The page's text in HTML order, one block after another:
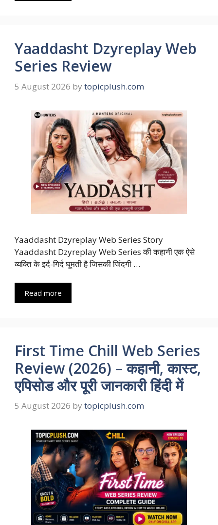
Yaaddasht Dzyreplay Web
Series Review
5 August 2026 by topicplush.com
Yaaddasht Dzyreplay Web Series Story
Yaaddasht Dzyreplay Web Series की कहानी एक ऐसे
व्यक्ति के इर्द-गिर्द घूमती है जिसकी जिंदगी …
Read more
First Time Chill Web Series
Review (2026) – कहानी, कास्ट,
एपिसोड और पूरी जानकारी हिंदी में
5 August 2026 by topicplush.com